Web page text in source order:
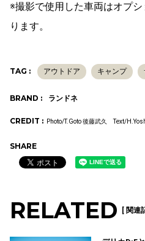
※撮影で使用した車両はオプ
ります。
TAG : アウトドア キャンプ
BRAND : ランドネ
CREDIT : Photo/T.Goto 後藤武久 Text/
SHARE
RELATED [ 関連